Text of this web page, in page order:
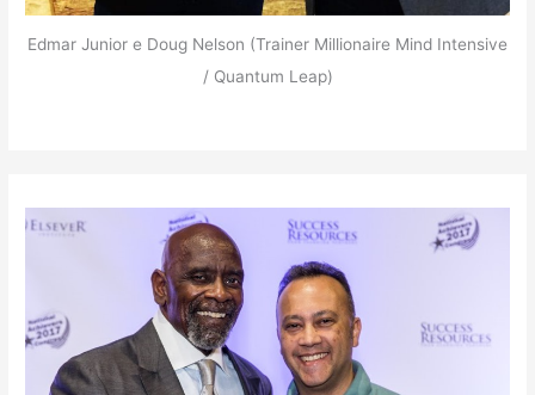
Edmar Junior e Doug Nelson (Trainer Millionaire Mind Intensive
/ Quantum Leap)